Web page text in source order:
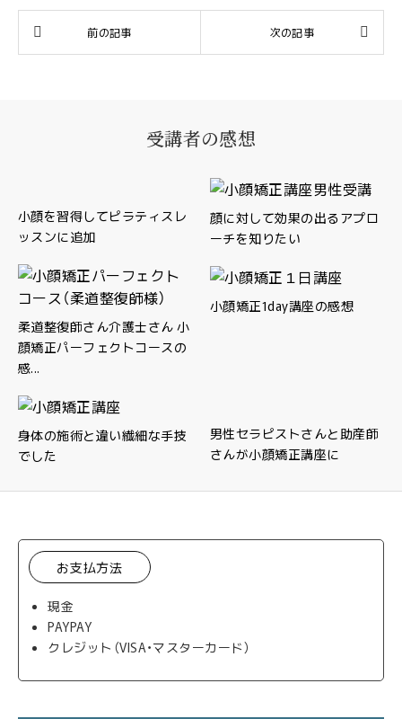
受講者の感想
小顔を習得してピラティスレ
ッスンに追加
顔に対して効果の出るアプロ
ーチを知りたい
柔道整復師さん介護士さん 小
顔矯正パーフェクトコースの
感...
小顔矯正1day講座の感想
身体の施術と違い繊細な手技
でした
男性セラピストさんと助産師
さんが小顔矯正講座に
お支払方法
現金
PAYPAY
クレジット（VISA・マスターカード）